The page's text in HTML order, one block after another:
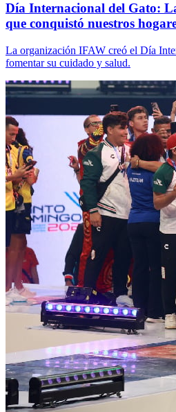
Día Internacional del Gato:
que conquistó nuestros
La organización IFAW creó el Día
fomentar su cuidado y salud.